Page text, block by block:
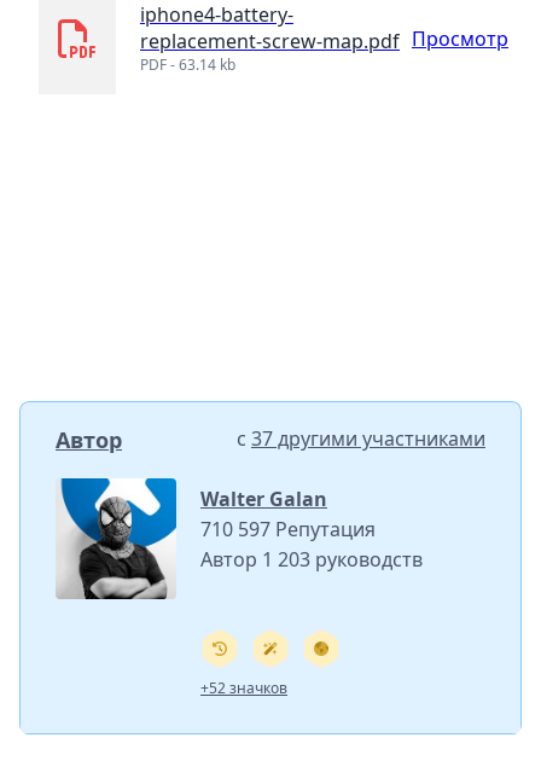
iphone4-battery-
replacement-screw-map.pdf
PDF - 63.14 kb
Просмотр
Автор с 37 другими участниками
Walter Galan
710 597 Репутация
Автор 1 203 руководств
+52 значков